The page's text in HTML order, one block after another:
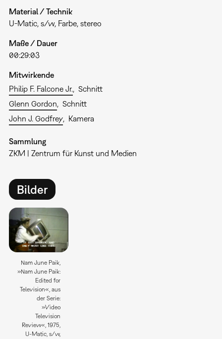
Material / Technik
U-Matic, s/w, Farbe, stereo
Maße / Dauer
00:29:03
Mitwirkende
Philip F. Falcone Jr.
Schnitt
Glenn Gordon
Schnitt
John J. Godfrey
Kamera
Sammlung
ZKM | Zentrum für Kunst und Medien
Bilder
Nam June Paik,
»Nam June Paik:
Edited for
Television«, aus
der Serie:
»Video
Television
Review«, 1975,
U-Matic, s/w,